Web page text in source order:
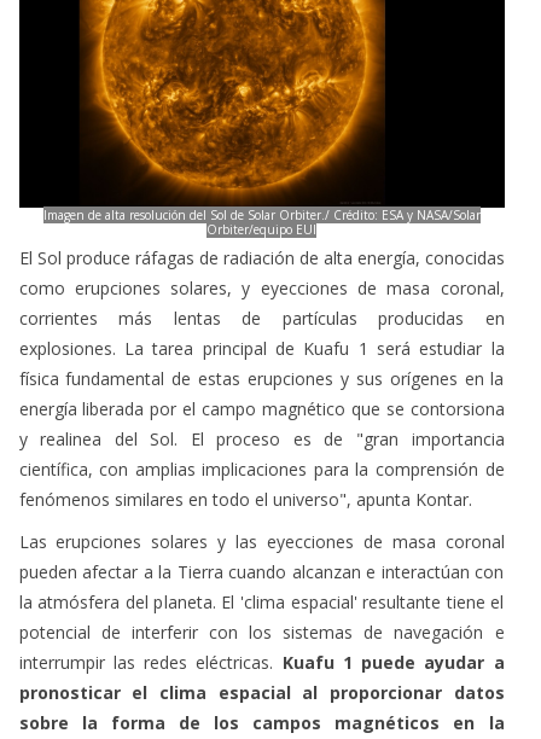
Imagen de alta resolución del Sol de Solar Orbiter./ Crédito: ESA y NASA/Solar
Orbiter/equipo EUI
El Sol produce ráfagas de radiación de alta energía, conocidas
como erupciones solares, y eyecciones de masa coronal,
corrientes más lentas de partículas producidas en
explosiones. La tarea principal de Kuafu 1 será estudiar la
física fundamental de estas erupciones y sus orígenes en la
energía liberada por el campo magnético que se contorsiona
y realinea del Sol. El proceso es de "gran importancia
científica, con amplias implicaciones para la comprensión de
fenómenos similares en todo el universo", apunta Kontar.
Las erupciones solares y las eyecciones de masa coronal
pueden afectar a la Tierra cuando alcanzan e interactúan con
la atmósfera del planeta. El 'clima espacial' resultante tiene el
potencial de interferir con los sistemas de navegación e
interrumpir las redes eléctricas. Kuafu 1 puede ayudar a
pronosticar el clima espacial al proporcionar datos
sobre la forma de los campos magnéticos en la